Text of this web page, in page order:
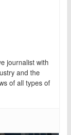
journalist with
and the
of all types of